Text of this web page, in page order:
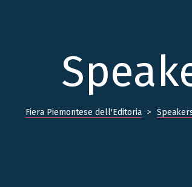
Fiera Piemontese dell'Editoria >